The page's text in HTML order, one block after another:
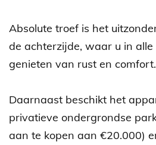
Absolute troef is het
de achterzijde, waar u in
genieten van rust en comfort.
Daarnaast beschikt het
privatieve ondergrondse
aan te kopen aan €20.000)